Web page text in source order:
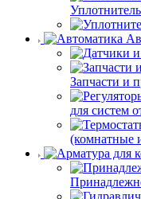
Запчасти и
для систем
(комнатные